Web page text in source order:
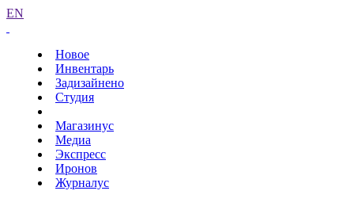
EN
Новое
Инвентарь
Задизайнено
Студия
Магазинус
Медиа
Экспресс
Иронов
Журналус